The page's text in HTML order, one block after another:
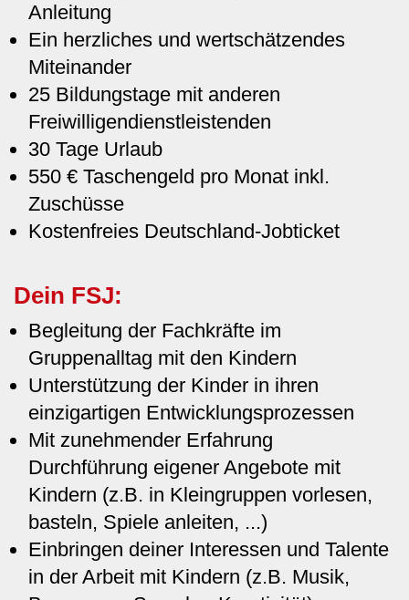
Anleitung
Ein herzliches und wertschätzendes
Miteinander
25 Bildungstage mit anderen
Freiwilligendienstleistenden
30 Tage Urlaub
550 € Taschengeld pro Monat inkl.
Zuschüsse
Kostenfreies Deutschland-Jobticket
Dein FSJ:
Begleitung der Fachkräfte im
Gruppenalltag mit den Kindern
Unterstützung der Kinder in ihren
einzigartigen Entwicklungsprozessen
Mit zunehmender Erfahrung
Durchführung eigener Angebote mit
Kindern (z.B. in Kleingruppen vorlesen,
basteln, Spiele anleiten, ...)
Einbringen deiner Interessen und Talente
in der Arbeit mit Kindern (z.B. Musik,